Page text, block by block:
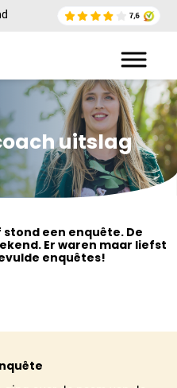
uitslag
een enquête. De
Er waren maar liefst
enquêtes!